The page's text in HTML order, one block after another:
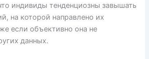
индивиды тенденциозны завышать
на которой направлено их
если объективно она не
данных.